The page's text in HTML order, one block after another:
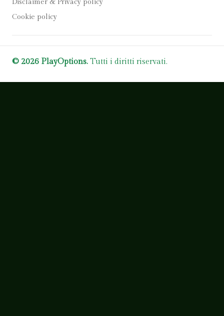
Disclaimer & Privacy policy
Cookie policy
© 2026 PlayOptions. Tutti i diritti riservati.